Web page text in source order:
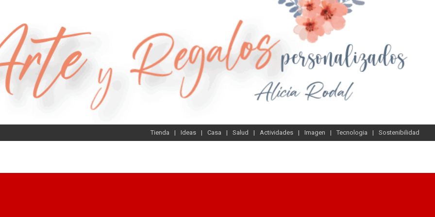
Tienda Ideas Casa Salud Actividades Imagen Tecnologia Sostenibilidad